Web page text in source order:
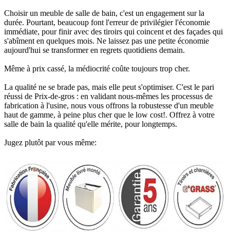
Choisir un meuble de salle de bain, c'est un engagement sur la
durée. Pourtant, beaucoup font l'erreur de privilégier l'économie
immédiate, pour finir avec des tiroirs qui coincent et des façades qui
s'abîment en quelques mois. Ne laissez pas une petite économie
aujourd'hui se transformer en regrets quotidiens demain.
Même à prix cassé, la médiocrité coûte toujours trop cher.
La qualité ne se brade pas, mais elle peut s'optimiser. C'est le pari
réussi de Prix-de-gros : en validant nous-mêmes les processus de
fabrication à l'usine, nous vous offrons la robustesse d'un meuble
haut de gamme, à peine plus cher que le low cost!. Offrez à votre
salle de bain la qualité qu'elle mérite, pour longtemps.
Jugez plutôt par vous même: